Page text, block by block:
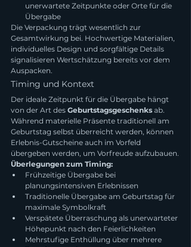
unerwartete Zeitpunkte oder Orte für die
Übergabe
Die Verpackung trägt wesentlich zur
Gesamtwirkung bei. Hochwertige Materialien,
individuelles Design und sorgfältige Details
signalisieren Wertschätzung bereits vor dem
Auspacken.
Timing und Kontext
Der ideale Zeitpunkt für die Übergabe hängt
von der Art des Geburtstagsgeschenks ab.
Während materielle Präsente traditionell am
Geburtstag selbst überreicht werden, können
Erlebnis-Gutscheine auch im Vorfeld
übergeben werden, um Vorfreude aufzubauen.
Überlegungen zum Timing:
Frühzeitige Übergabe bei
planungsintensiven Erlebnissen
Traditionelle Übergabe am Geburtstag für
maximale Symbolkraft
Verspätete Überraschung als unerwarteter
Höhepunkt nach den Feierlichkeiten
Mehrstufige Enthüllung über mehrere